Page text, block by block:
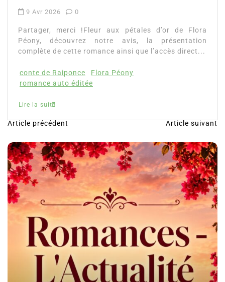
aux pétales d’or de Flora
notre avis, la présentation
ainsi que l’accès direct...
Flora Péony
N
a
v
i
g
a
t
Article précédent Article suivant